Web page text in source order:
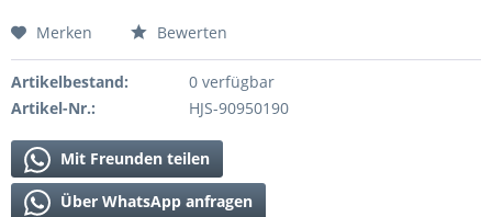
Merken Bewerten
Artikelbestand:
0 verfügbar
Artikel-Nr.:
HJS-90950190
Mit Freunden teilen
Über WhatsApp anfragen